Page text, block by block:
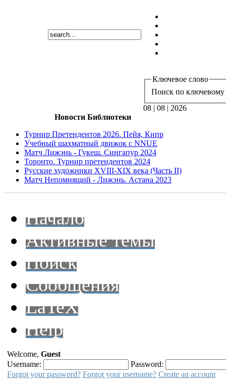
Ключевое слово
Поиск по ключевому
08 | 08 | 2026
Новости Библиотеки
Турнир Претендентов 2026. Пейя, Кипр
Учебный шахматный движок с NNUE
Матч Лижэнь - Гукеш. Сингапур 2024
Торонто. Турнир претендентов 2024
Русские художники XVIII-XIX века (Часть II)
Матч Непомнящий - Лижэнь. Астана 2023
Начало
Активные темы
Поиск
Сообщения
LaTeX
Help
Welcome, Guest
Username:
Password:
Forgot your password? Forgot your username? Create an account